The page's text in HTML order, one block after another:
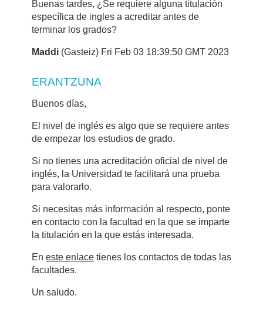
Buenas tardes, ¿Se requiere alguna titulación
específica de ingles a acreditar antes de
terminar los grados?
Maddi (Gasteiz) Fri Feb 03 18:39:50 GMT 2023
ERANTZUNA
Buenos días,
El nivel de inglés es algo que se requiere antes
de empezar los estudios de grado.
Si no tienes una acreditación oficial de nivel de
inglés, la Universidad te facilitará una prueba
para valorarlo.
Si necesitas más información al respecto, ponte
en contacto con la facultad en la que se imparte
la titulación en la que estás interesada.
En este enlace tienes los contactos de todas las
facultades.
Un saludo.